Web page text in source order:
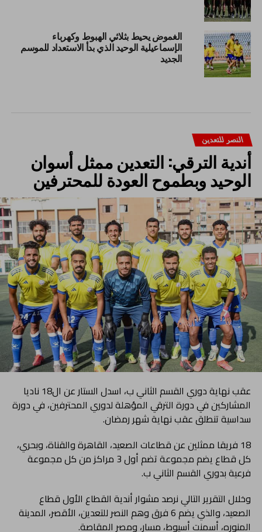
الغموض يحيط بثلاثي الهبوط وكهرباء
الإسماعيلية الوحيد الذي بدأ الاستعداد للموسم
الجديد
النصر للتعدين
أندية الترقي: التعدين ممثل أسوان
الوحيد وبطموح العودة للمحترفين
عقب نهاية دوري القسم الثاني ب، اسدل الستار عن ال18 ناديا
المشاركين في دورة الترقي المؤهلة لدوري المحترفين، في دورة
سداسية تنطلق عقب نهاية شهر رمضان.
18 فريقا ممثلين عن قطاعات الصعيد، القاهرة والقناة، وبحري،
كل قطاع يضم مجموعة تضم أول 3 مراكز من كل مجموعة
فرعية بدوري القسم الثاني ب.
وخلال التقرير التالي نرصد مشوار أندية القطاع الأول قطاع
الصعيد، والذي يضم 6 فرق وهم النصر للتعدين، الأقصر، المدينة
المنوره، أسمنت أسيوط، مسار، ومصر المقاصة.